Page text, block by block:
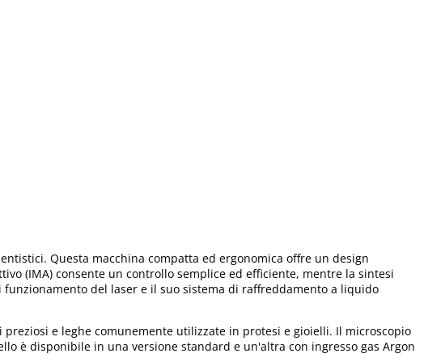
Questa macchina compatta ed ergonomica offre un design
(IMA) consente un controllo semplice ed efficiente, mentre la sintesi
del laser e il suo sistema di raffreddamento a liquido
e leghe comunemente utilizzate in protesi e gioielli. Il microscopio
è disponibile in una versione standard e un'altra con ingresso gas Argon